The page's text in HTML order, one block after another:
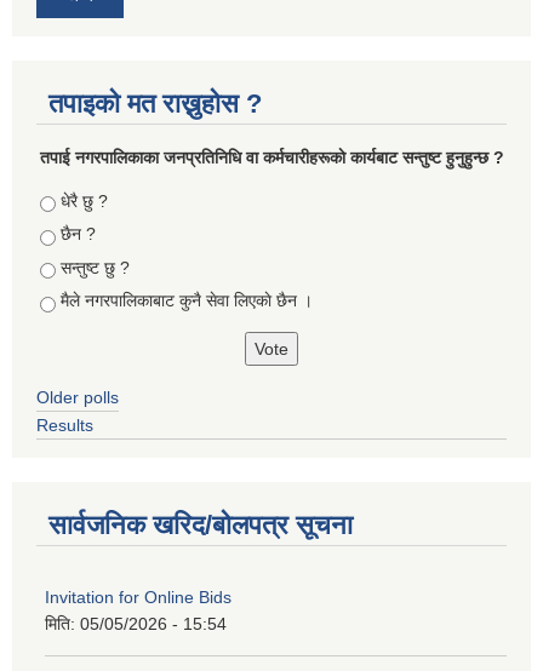
तपाइको मत राख्नुहोस ?
तपा‌ई नगरपालिकाका जनप्रतिनिधि वा कर्मचारीहरूकाे कार्यबाट सन्तुष्ट हुनुहुन्छ ?
Choices
धेरै छु ?
छैन ?
सन्तुष्ट छु ?
मैले नगरपालिकाबाट कुनै सेवा लिएकाे छैन ।
Older polls
Results
सार्वजनिक खरिद/बोलपत्र सूचना
Invitation for Online Bids
मिति: 05/05/2026 - 15:54